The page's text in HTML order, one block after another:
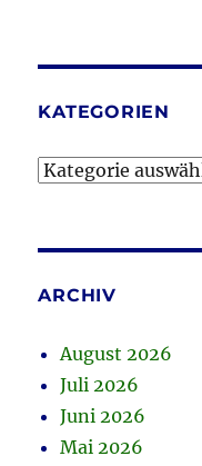
KATEGORIEN
Kategorien
ARCHIV
August 2026
Juli 2026
Juni 2026
Mai 2026